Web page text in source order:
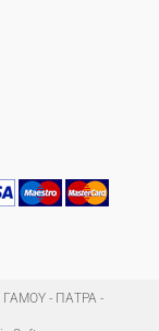
ΓΑΜΟΥ - ΠΑΤΡΑ -